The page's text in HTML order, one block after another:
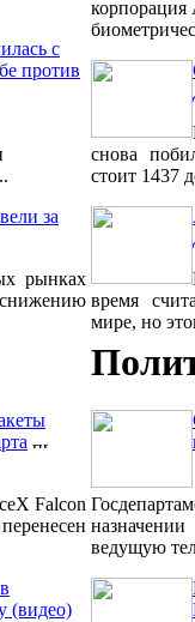
с
против
за
рынках
корпорация
снова
стоит 1437
время
мире, но
Falcon
(видео)
ведущую